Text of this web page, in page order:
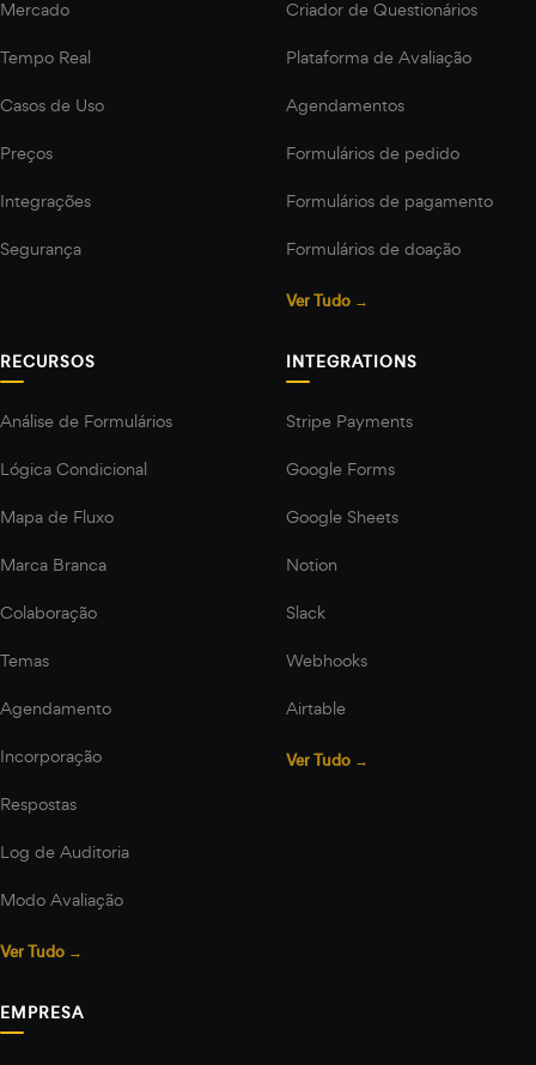
Mercado
Tempo Real
Casos de Uso
Preços
Integrações
Segurança
Criador de Questionários
Plataforma de Avaliação
Agendamentos
Formulários de pedido
Formulários de pagamento
Formulários de doação
Ver Tudo →
RECURSOS
Análise de Formulários
Lógica Condicional
Mapa de Fluxo
Marca Branca
Colaboração
Temas
Agendamento
Incorporação
Respostas
Log de Auditoria
Modo Avaliação
Ver Tudo →
INTEGRATIONS
Stripe Payments
Google Forms
Google Sheets
Notion
Slack
Webhooks
Airtable
Ver Tudo →
EMPRESA